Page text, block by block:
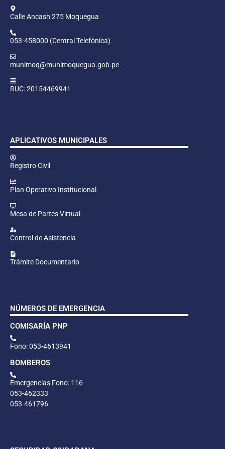
Calle Ancash 275 Moquegua
053-458000 (Central Telefónica)
munimoq@munimoquegua.gob.pe
RUC: 20154469941
APLICATIVOS MUNICIPALES
Registro Civil
Plan Operativo Institucional
Mesa de Partes Virtual
Control de Asistencia
Trámite Documentario
NÚMEROS DE EMERGENCIA
COMISARÍA PNP
Fono: 053-4613941
BOMBEROS
Emergencias Fono: 116
053-462333
053-461796